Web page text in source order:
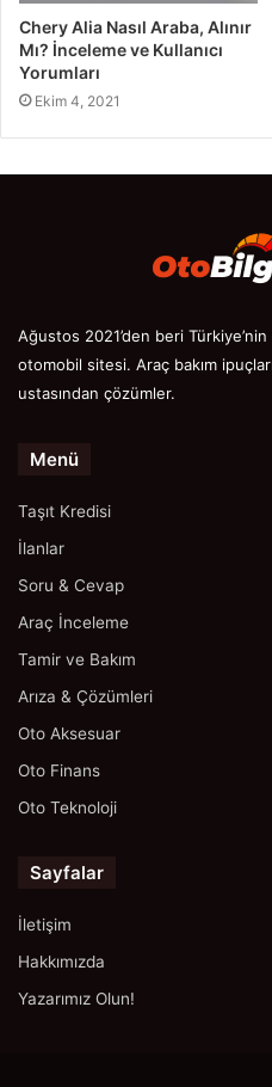
Chery Alia Nasıl Araba, Alınır
Mı? İnceleme ve Kullanıcı
Yorumları
Ekim 4, 2021
Ağustos 2021’den beri
otomobil sitesi. Araç bakım
ustasından çözümler.
Menü
Taşıt Kredisi
İlanlar
Soru & Cevap
Araç İnceleme
Tamir ve Bakım
Arıza & Çözümleri
Oto Aksesuar
Oto Finans
Oto Teknoloji
Sayfalar
İletişim
Hakkımızda
Yazarımız Olun!